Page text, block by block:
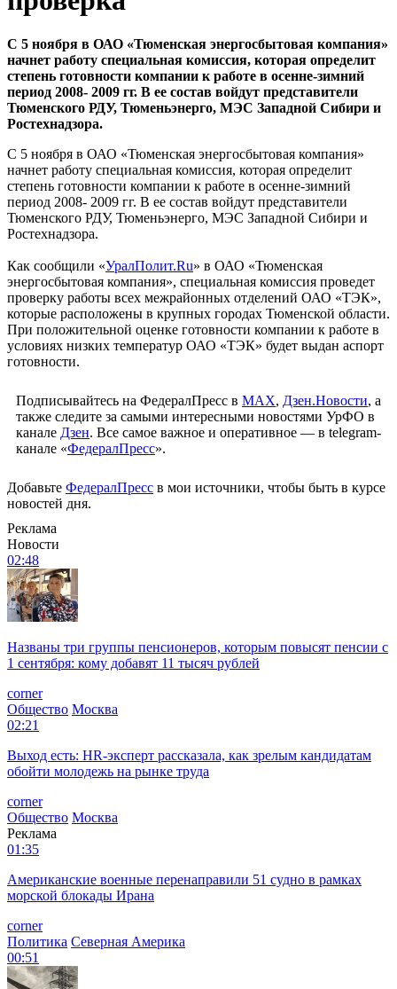
С 5 ноября в ОАО «Тюменская энергосбытовая компания»
начнет работу специальная комиссия, которая определит
степень готовности компании к работе в осенне-зимний
период 2008- 2009 гг. В ее состав войдут представители
Тюменского РДУ, Тюменьэнерго, МЭС Западной Сибири и
Ростехнадзора.
С 5 ноября в ОАО «Тюменская энергосбытовая компания»
начнет работу специальная комиссия, которая определит
степень готовности компании к работе в осенне-зимний
период 2008- 2009 гг. В ее состав войдут представители
Тюменского РДУ, Тюменьэнерго, МЭС Западной Сибири и
Ростехнадзора.
Как сообщили «УралПолит.Ru» в ОАО «Тюменская
энергосбытовая компания», специальная комиссия проведет
проверку работы всех межрайонных отделений ОАО «ТЭК»,
которые расположены в крупных городах Тюменской области.
При положительной оценке готовности компании к работе в
условиях низких температур ОАО «ТЭК» будет выдан аспорт
готовности.
Подписывайтесь на ФедералПресс в МАХ, Дзен.Новости, а
также следите за самыми интересными новостями УрФО в
канале Дзен. Все самое важное и оперативное — в telegram-
канале «ФедералПресс».
Добавьте ФедералПресс в мои источники, чтобы быть в курсе
новостей дня.
Реклама
Новости
02:48
Названы три группы пенсионеров, которым повысят пенсии с
1 сентября: кому добавят 11 тысяч рублей
corner
Общество Москва
02:21
Выход есть: HR-эксперт рассказала, как зрелым кандидатам
обойти молодежь на рынке труда
corner
Общество Москва
Реклама
01:35
Американские военные перенаправили 51 судно в рамках
морской блокады Ирана
corner
Политика Северная Америка
00:51